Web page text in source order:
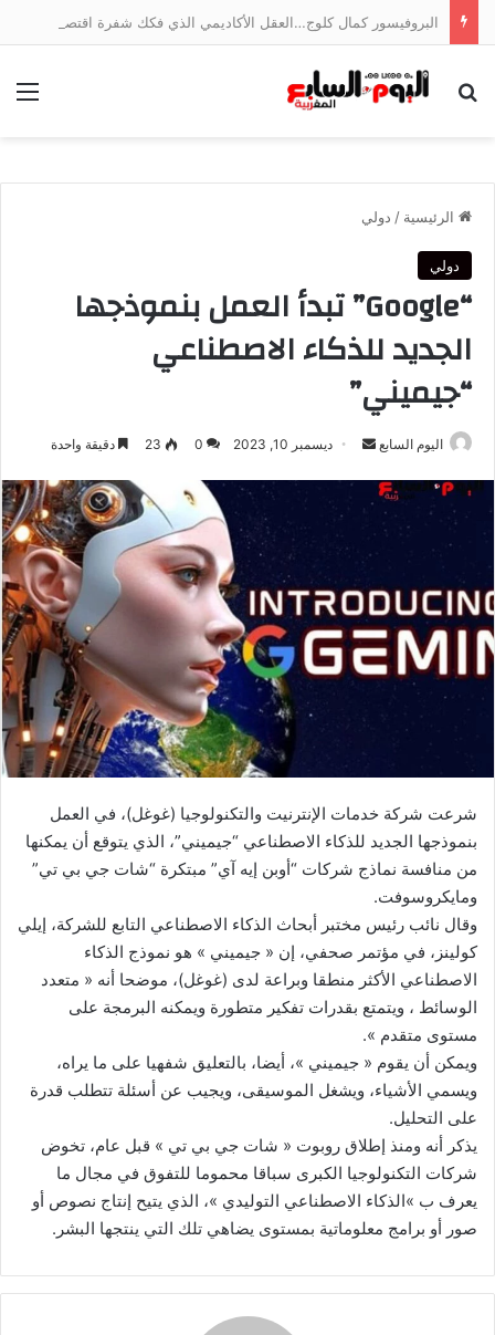
بحث عن
الرئيسية / دولي
دولي
“Google” تبدأ العمل بنموذجها
الجديد للذكاء الاصطناعي
“جيميني”
اليوم السابع
أرسل ديسمبر 10, 2023 0
23 دقيقة واحدة
شرعت شركة خدمات الإنترنيت والتكنولوجيا (غوغل)، في العمل
بنموذجها الجديد للذكاء الاصطناعي “جيميني”، الذي يتوقع أن يمكنها
من منافسة نماذج شركات “أوبن إيه آي” مبتكرة “شات جي بي تي”
ومايكروسوفت.
وقال نائب رئيس مختبر أبحاث الذكاء الاصطناعي التابع للشركة، إيلي
كولينز، في مؤتمر صحفي، إن « جيميني » هو نموذج الذكاء
الاصطناعي الأكثر منطقا وبراعة لدى (غوغل)، موضحا أنه « متعدد
الوسائط ، ويتمتع بقدرات تفكير متطورة ويمكنه البرمجة على
مستوى متقدم ».
ويمكن أن يقوم « جيميني »، أيضا، بالتعليق شفهيا على ما يراه،
ويسمي الأشياء، ويشغل الموسيقى، ويجيب عن أسئلة تتطلب قدرة
على التحليل.
يذكر أنه ومنذ إطلاق روبوت « شات جي بي تي » قبل عام، تخوض
شركات التكنولوجيا الكبرى سباقا محموما للتفوق في مجال ما
يعرف ب »الذكاء الاصطناعي التوليدي »، الذي يتيح إنتاج نصوص أو
صور أو برامج معلوماتية بمستوى يضاهي تلك التي ينتجها البشر.